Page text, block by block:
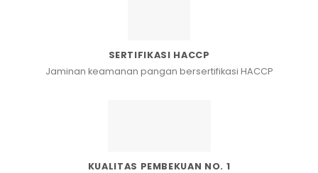
SERTIFIKASI HACCP
Jaminan keamanan pangan bersertifikasi HACCP
KUALITAS PEMBEKUAN NO. 1